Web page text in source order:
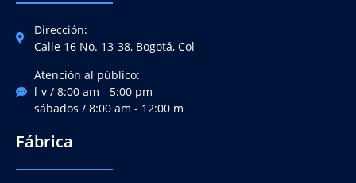
Dirección:
Calle 16 No. 13-38, Bogotá, Col
Atención al público:
l-v / 8:00 am - 5:00 pm
sábados / 8:00 am - 12:00 m
Fábrica